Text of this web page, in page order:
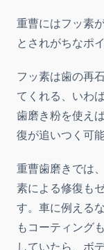
重曹にはフッ素
とされがちなポ
フッ素は歯の再
てくれる、いわ
歯磨き粉を使え
復が追いつく可
重曹歯磨きでは
素による修復も
す。車に例える
もコーティング
していたら、ボ